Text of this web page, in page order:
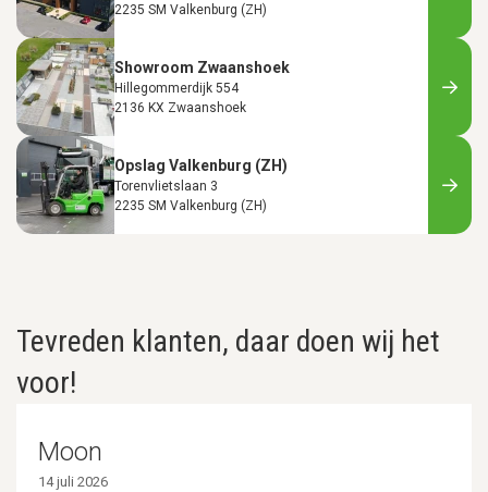
2235 SM Valkenburg (ZH)
Showroom Zwaanshoek
Hillegommerdijk 554
2136 KX Zwaanshoek
Opslag Valkenburg (ZH)
Torenvlietslaan 3
2235 SM Valkenburg (ZH)
Tevreden klanten, daar doen wij het
voor!
Moon
14 juli 2026